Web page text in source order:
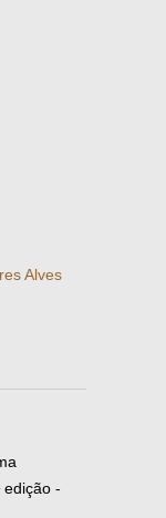
Alves
edição -